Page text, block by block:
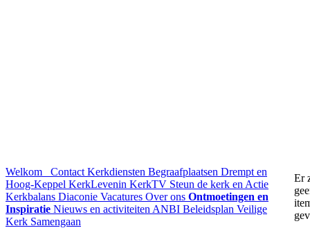
Welkom Contact Kerkdiensten Begraafplaatsen Drempt en
Hoog-Keppel KerkLevenin KerkTV Steun de kerk en Actie
Kerkbalans Diaconie Vacatures Over ons Ontmoetingen en
Inspiratie Nieuws en activiteiten ANBI Beleidsplan Veilige
Kerk Samengaan
Er